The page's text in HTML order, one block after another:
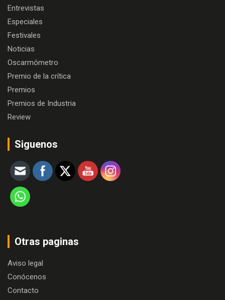
Entrevistas
Especiales
Festivales
Noticias
Oscarmómetro
Premio de la crítica
Premios
Premios de Industria
Review
Siguenos
Otras paginas
Aviso legal
Conócenos
Contacto